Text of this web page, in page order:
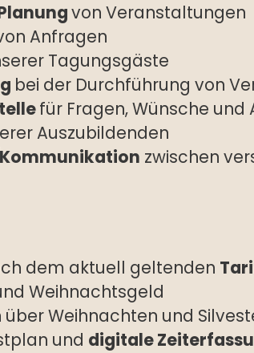
von Veranstaltungen
Anfragen
Tagungsgäste
bei der Durchführung von
für Fragen, Wünsche
Auszubildenden
zwischen
dem aktuell geltenden
Weihnachtsgeld
über Weihnachten und
und digitale